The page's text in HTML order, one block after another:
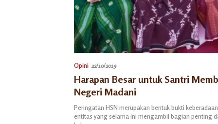
Opini 22/10/2019
Harapan Besar untuk Santri
Negeri Madani
Peringatan HSN merupakan bentuk bukti
entitas yang selama ini mengambil bagian penting